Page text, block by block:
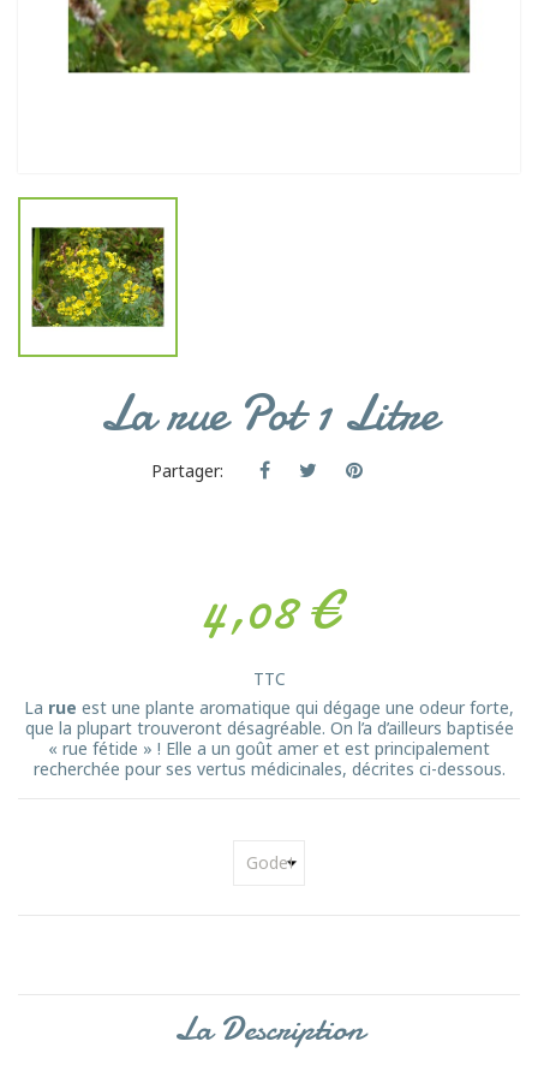
La rue Pot 1 Litre
Partager:
4,08 €
TTC
La rue est une plante aromatique qui dégage une odeur forte,
que la plupart trouveront désagréable. On l’a d’ailleurs baptisée
« rue fétide » ! Elle a un goût amer et est principalement
recherchée pour ses vertus médicinales, décrites ci-dessous.
La Description